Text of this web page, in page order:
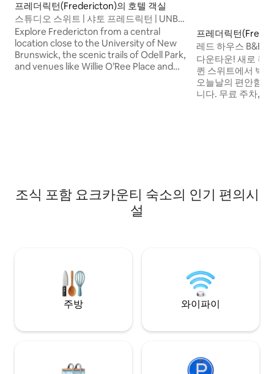
프레더릭턴(Fredericton)의 호텔 객실
스튜디오 스위트 | 샤토 프레드릭턴 | UNB
근처
Explore Fredericton from a central
location close to the University of New
Brunswick, the scenic trails of Odell Park,
and venues like Willie O’Ree Place and
프레더릭턴
실
레드 하우스 B&B
시내
다운타운! 새로 복
퀸 스위트에서 빅
오늘날의 편안함
니다. 무료 주차,
심지에 있습니다.
조식 포함 요크카운티 숙소의 인기 편의시
설
주방 와이파이